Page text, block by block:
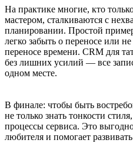
На практике многие, кто
мастером, сталкиваются с
планировании. Простой
легко забыть о переносе или
переносе времени. CRM для
без лишних усилий — все
одном месте.
В финале: чтобы быть
не только знать тонкости
процессы сервиса. Это
любителя и помогает